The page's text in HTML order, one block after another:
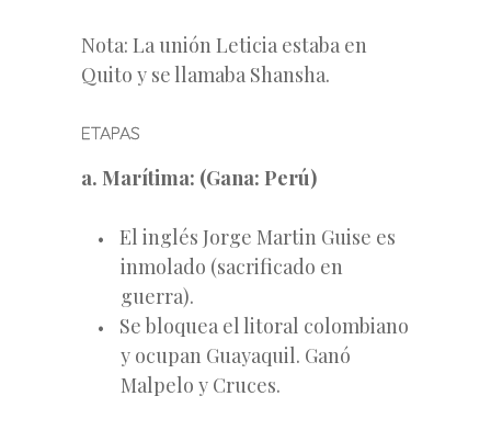
Nota: La unión Leticia estaba en
Quito y se llamaba Shansha.
ETAPAS
a. Marítima: (Gana: Perú)
El inglés Jorge Martin Guise es
inmolado (sacrificado en
guerra).
Se bloquea el litoral colombiano
y ocupan Guayaquil. Ganó
Malpelo y Cruces.